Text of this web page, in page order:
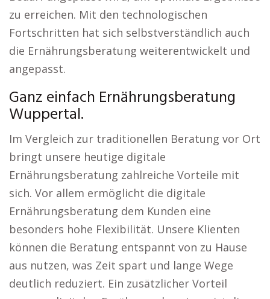
zu erreichen. Mit den technologischen
Fortschritten hat sich selbstverständlich auch
die Ernährungsberatung weiterentwickelt und
angepasst.
Ganz einfach Ernährungsberatung
Wuppertal.
Im Vergleich zur traditionellen Beratung vor Ort
bringt unsere heutige digitale
Ernährungsberatung zahlreiche Vorteile mit
sich. Vor allem ermöglicht die digitale
Ernährungsberatung dem Kunden eine
besonders hohe Flexibilität. Unsere Klienten
können die Beratung entspannt von zu Hause
aus nutzen, was Zeit spart und lange Wege
deutlich reduziert. Ein zusätzlicher Vorteil